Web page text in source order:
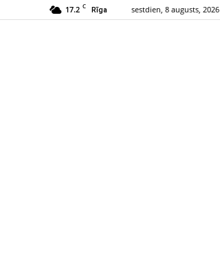
17.2 C Rīga sestdien, 8 augusts, 2026